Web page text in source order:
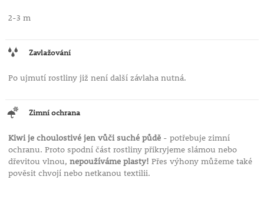
2-3 m
Zavlažování
Po ujmutí rostliny již není další závlaha nutná.
Zimní ochrana
Kiwi je choulostivé jen vůči suché půdě- potřebuje zimní
ochranu. Proto spodní část rostliny přikryjeme slámou nebo
dřevitou vlnou, nepoužíváme plasty! Přes výhony můžeme také
pověsit chvojí nebo netkanou textilii.